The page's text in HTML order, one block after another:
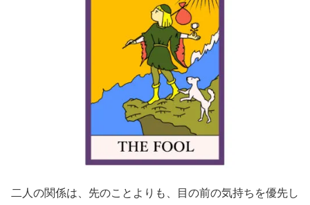
二人の関係は、先のことよりも、目の前の気持ちを優先し